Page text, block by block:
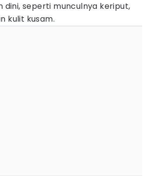
dini, seperti munculnya keriput,
kulit kusam.